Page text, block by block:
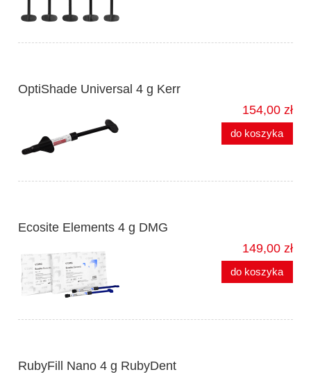
OptiShade Universal 4 g Kerr
154,00 zł
do koszyka
Ecosite Elements 4 g DMG
149,00 zł
do koszyka
RubyFill Nano 4 g RubyDent